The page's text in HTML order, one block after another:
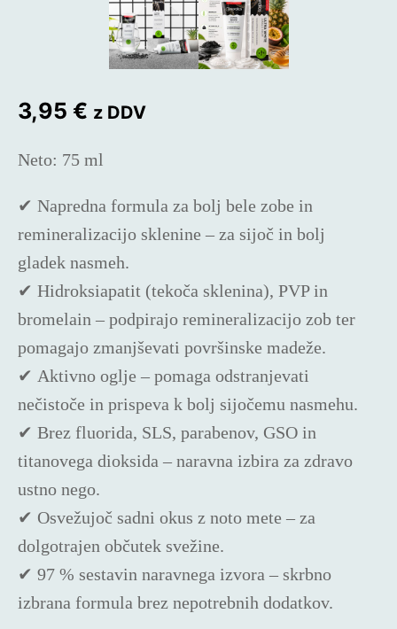
3,95 € z DDV
Neto: 75 ml
✔ Napredna formula za bolj bele zobe in
remineralizacijo sklenine – za sijoč in bolj
gladek nasmeh.
✔ Hidroksiapatit (tekoča sklenina), PVP in
bromelain – podpirajo remineralizacijo zob ter
pomagajo zmanjševati površinske madeže.
✔ Aktivno oglje – pomaga odstranjevati
nečistoče in prispeva k bolj sijočemu nasmehu.
✔ Brez fluorida, SLS, parabenov, GSO in
titanovega dioksida – naravna izbira za zdravo
ustno nego.
✔ Osvežujoč sadni okus z noto mete – za
dolgotrajen občutek svežine.
✔ 97 % sestavin naravnega izvora – skrbno
izbrana formula brez nepotrebnih dodatkov.